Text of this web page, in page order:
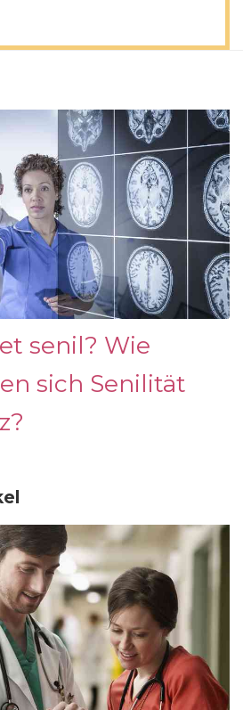
senil? Wie
sich Senilität